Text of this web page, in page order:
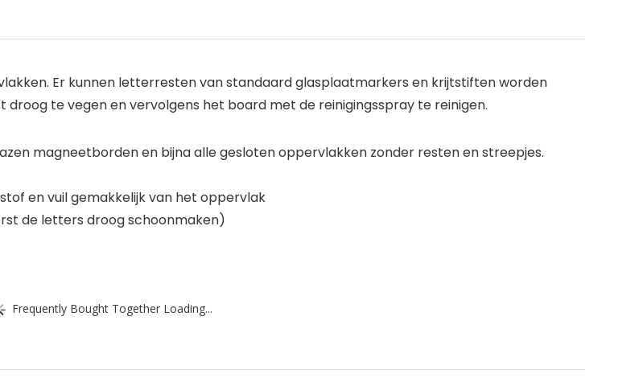
Er kunnen letterresten van standaard glasplaatmarkers en krijtstiften worden
te vegen en vervolgens het board met de reinigingsspray te reinigen.
magneetborden en bijna alle gesloten oppervlakken zonder resten en streepjes.
en vuil gemakkelijk van het oppervlak
de letters droog schoonmaken)
Frequently Bought Together Loading...